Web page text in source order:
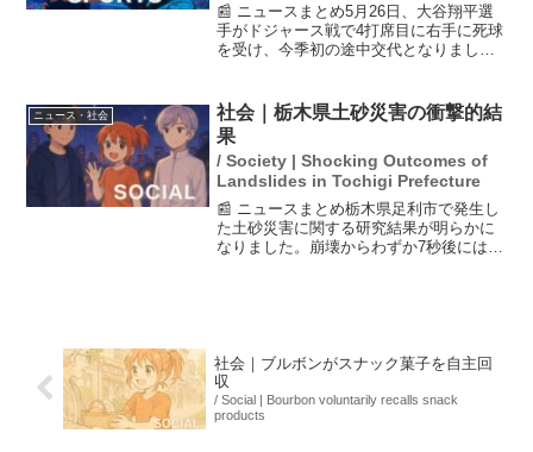
📰 ニュースまとめ5月26日、大谷翔平選
手がドジャース戦で4打席目に右手に死球
を受け、今季初の途中交代となりまし
てるしぐさを見せ、大事には至っていな
い様子です。翌日には...
ニュース・社会
社会｜栃木県土砂災害の衝撃的結
果
/ Society | Shocking Outcomes of
Landslides in Tochigi Prefecture
📰 ニュースまとめ栃木県足利市で発生し
た土砂災害に関する研究結果が明らかに
なりました。崩壊からわずか7秒後には住
社会｜ブルボンがスナック菓子を自主回
収
/ Social | Bourbon voluntarily recalls snack
products